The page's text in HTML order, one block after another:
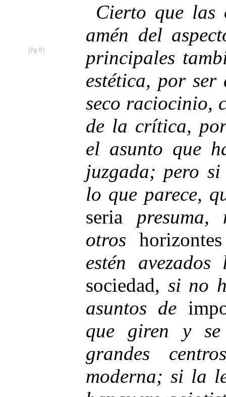
Cierto que las
amén del
principales
[Pg 8]
estética, por ser
seco raciocinio,
de la crítica,
el asunto que
juzgada; pero
lo que parece,
seria
otros
estén
sociedad, si no
asuntos de
que giren y se
grandes
moderna; si la